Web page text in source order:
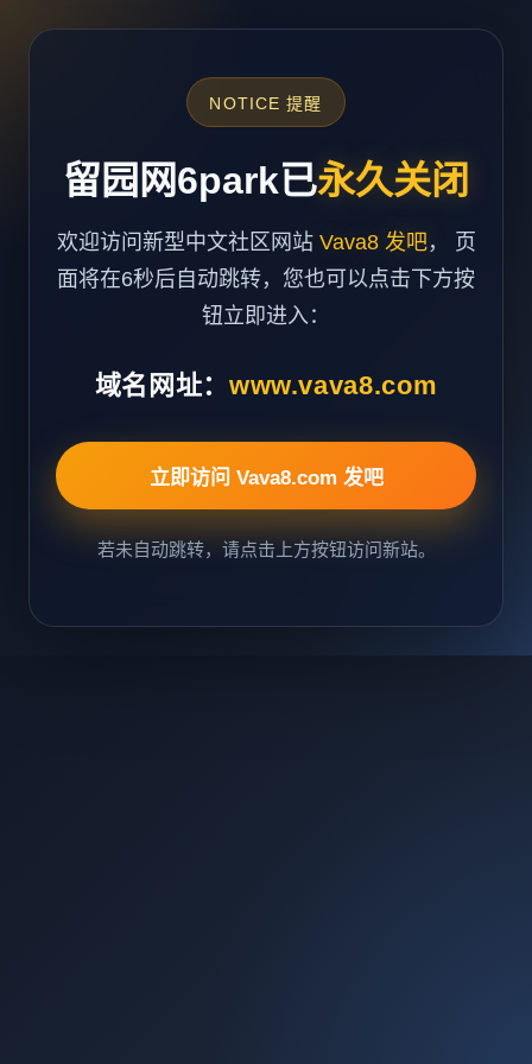
NOTICE 提醒
留园网6park已永久关闭
欢迎访问新型中文社区网站 Vava8 发吧， 页
面将在6秒后自动跳转，您也可以点击下方按
钮立即进入：
域名网址： www.vava8.com
立即访问 Vava8.com 发吧
若未自动跳转，请点击上方按钮访问新站。